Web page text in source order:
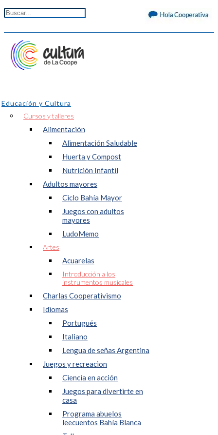
Educación y Cultura
Cursos y talleres
Alimentación
Alimentación Saludable
Huerta y Compost
Nutrición Infantil
Adultos mayores
Ciclo Bahía Mayor
Juegos con adultos
mayores
LudoMemo
Artes
Acuarelas
Introducción a los
instrumentos musicales
Charlas Cooperativismo
Idiomas
Portugués
Italiano
Lengua de señas Argentina
Juegos y recreacion
Ciencia en acción
Juegos para divertirte en
casa
Programa abuelos
leecuentos Bahía Blanca